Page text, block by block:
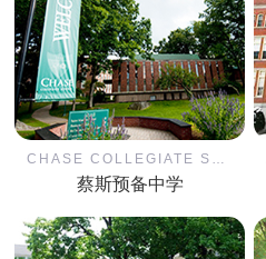
CHASE COLLEGIATE SCHOOL
蔡斯预备中学